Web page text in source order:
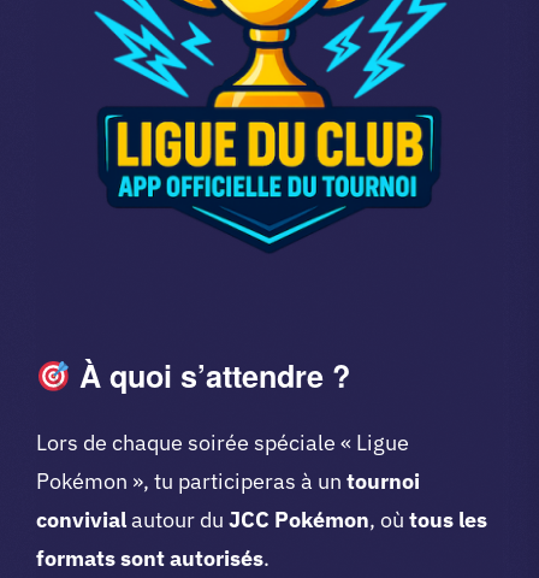
À quoi s’attendre ?
Lors de chaque soirée spéciale « Ligue
Pokémon », tu participeras à un tournoi
convivialautour du JCC Pokémon, où tous les
formats sont autorisés.